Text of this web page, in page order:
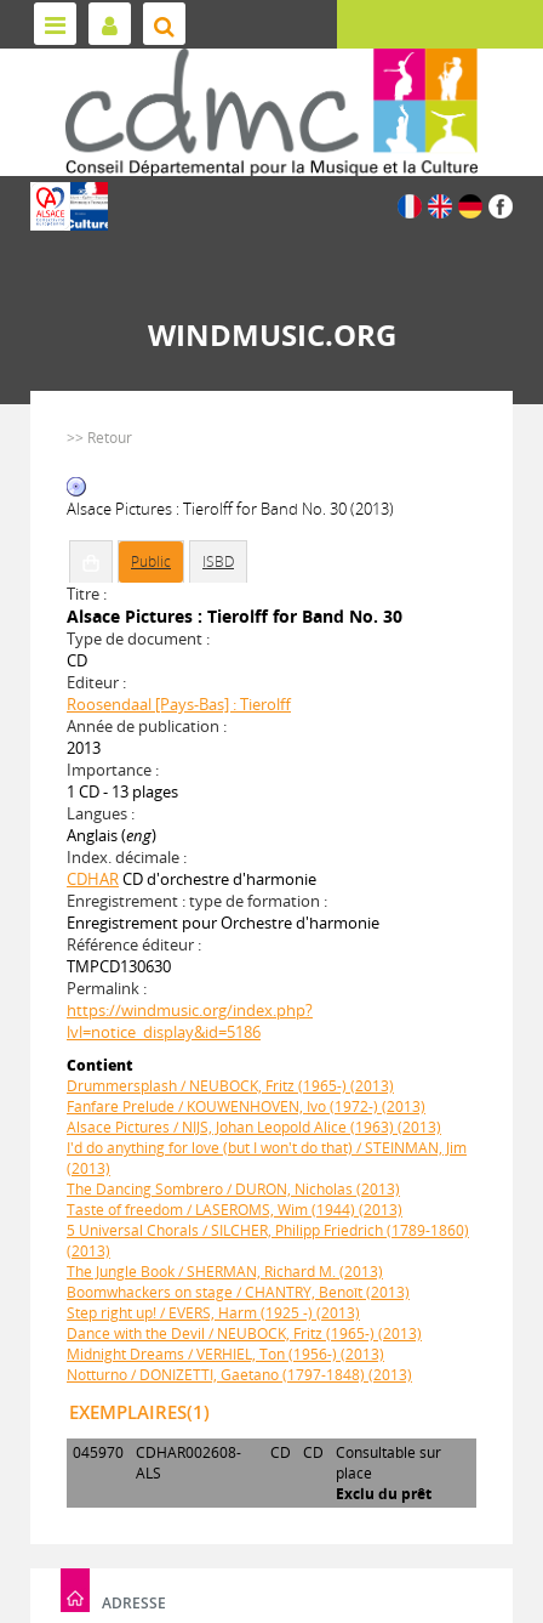
WINDMUSIC.ORG
>> Retour
Alsace Pictures : Tierolff for Band No. 30 (2013)
Public ISBD
Titre :
Alsace Pictures : Tierolff for Band No. 30
Type de document :
CD
Editeur :
Roosendaal [Pays-Bas] : Tierolff
Année de publication :
2013
Importance :
1 CD - 13 plages
Langues :
Anglais (eng)
Index. décimale :
CDHARCD d'orchestre d'harmonie
Enregistrement : type de formation :
Enregistrement pour Orchestre d'harmonie
Référence éditeur :
TMPCD130630
Permalink :
https://windmusic.org/index.php?
lvl=notice_display&id=5186
Contient
Drummersplash / NEUBOCK, Fritz (1965-) (2013)
Fanfare Prelude / KOUWENHOVEN, Ivo (1972-) (2013)
Alsace Pictures / NIJS, Johan Leopold Alice (1963) (2013)
I'd do anything for love (but I won't do that) / STEINMAN, Jim
(2013)
The Dancing Sombrero / DURON, Nicholas (2013)
Taste of freedom / LASEROMS, Wim (1944) (2013)
5 Universal Chorals / SILCHER, Philipp Friedrich (1789-1860)
(2013)
The Jungle Book / SHERMAN, Richard M. (2013)
Boomwhackers on stage / CHANTRY, Benoît (2013)
Step right up! / EVERS, Harm (1925 -) (2013)
Dance with the Devil / NEUBOCK, Fritz (1965-) (2013)
Midnight Dreams / VERHIEL, Ton (1956-) (2013)
Notturno / DONIZETTI, Gaetano (1797-1848) (2013)
EXEMPLAIRES(1)
045970 CDHAR002608-
ALS
CD CD
Consultable sur
place
Exclu du prêt
ADRESSE